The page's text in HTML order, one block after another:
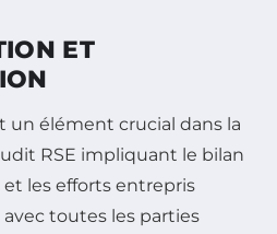
ET
un élément crucial dans la
RSE impliquant le bilan
les efforts entrepris
toutes les parties